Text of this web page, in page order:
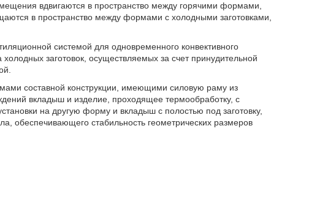
вдвигаются в пространство между горячими формами,
в пространство между формами с холодными заготовками,
системой для одновременного конвективного
заготовок, осуществляемых за счет принудительной
составной конструкции, имеющими силовую раму из
вкладыш и изделие, проходящее термообработку, с
на другую форму и вкладыш с полостью под заготовку,
обеспечивающего стабильность геометрических размеров